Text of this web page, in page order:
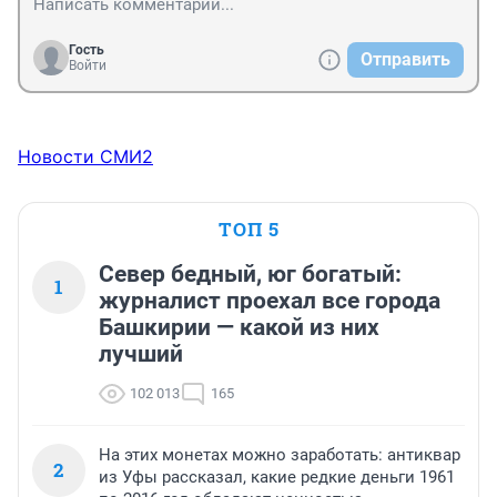
Гость
Войти
Отправить
Новости СМИ2
ТОП 5
1
Север бедный, юг богатый:
журналист проехал все города
Башкирии — какой из них
лучший
102 013 165
2
На этих монетах можно заработать: антиквар
из Уфы рассказал, какие редкие деньги 1961